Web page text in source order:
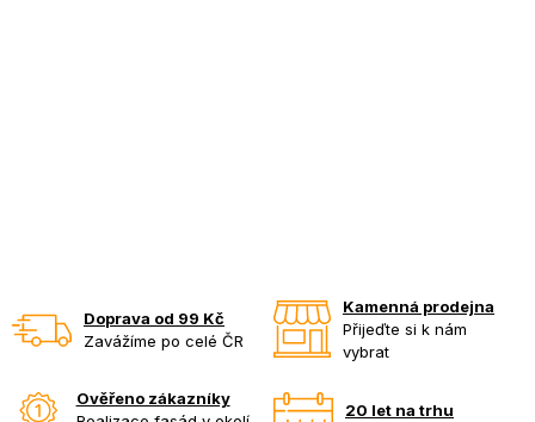
Doprava od 99 Kč
Zavážíme po celé ČR
Kamenná prodejna
Přijeďte si k nám
vybrat
Ověřeno zákazníky
20 let na trhu